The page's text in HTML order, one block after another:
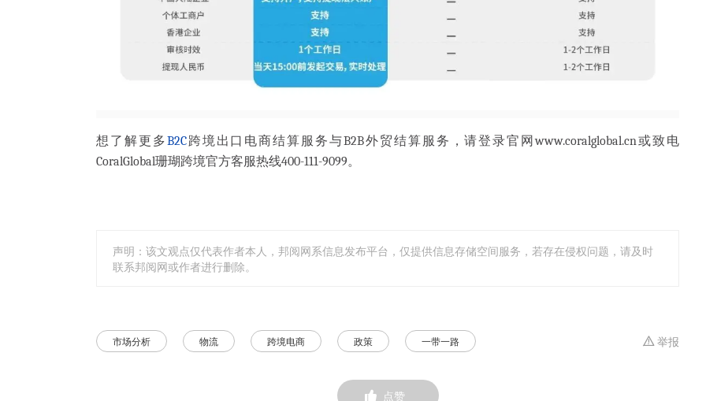
想了解更多B2C跨境出口电商结算服务与B2B外贸结算服务，请登录官网www.coralglobal.cn或致电
CoralGlobal珊瑚跨境官方客服热线400-111-9099。
声明：该文观点仅代表作者本人，邦阅网系信息发布平台，仅提供信息存储空间服务，若存在侵权问题，请及时
联系邦阅网或作者进行删除。
市场分析 物流 跨境电商 政策 一带一路 举报
点赞